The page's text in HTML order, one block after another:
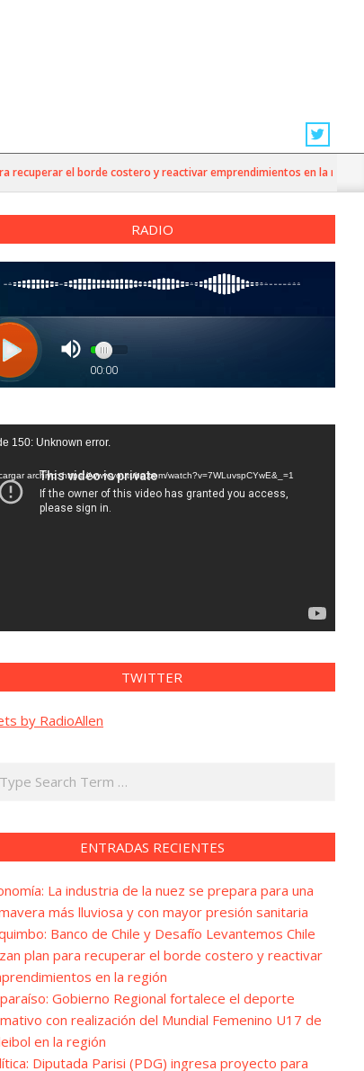
el borde costero y reactivar emprendimientos en la región
RADIO
150: Unknown error.
archivo: https://www.youtube.com/watch?v=7WLuvspCYwE&_=1
TWITTER
by RadioAllen
ENTRADAS RECIENTES
La industria de la nuez se prepara para una
más lluviosa y con mayor presión sanitaria
Banco de Chile y Desafío Levantemos Chile
plan para recuperar el borde costero y reactivar
en la región
Gobierno Regional fortalece el deporte
con realización del Mundial Femenino U17 de
en la región
Diputada Parisi (PDG) ingresa proyecto para